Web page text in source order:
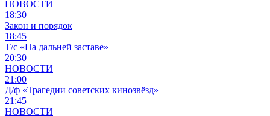
НОВОСТИ
18:30
Закон и порядок
18:45
Т/с «На дальней заставе»
20:30
НОВОСТИ
21:00
Д/ф «Трагедии советских кинозвёзд»
21:45
НОВОСТИ